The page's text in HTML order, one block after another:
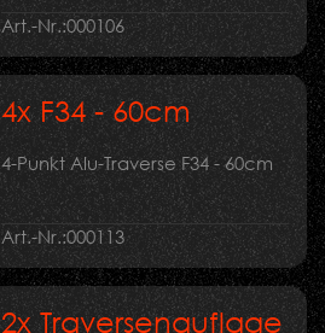
Art.-Nr.:000106
4x F34 - 60cm
4-Punkt Alu-Traverse F34 - 60cm
Art.-Nr.:000113
2x Traversenauflage